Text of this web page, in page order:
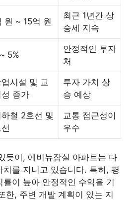
원 ~ 15억 원
최근 1년간 상
승세 지속
5%
안정적인 투자
처
시설 및 교
증가
투자 가치 상
승 예상
철 2호선 및
교통 접근성이
우수
듯이, 에비뉴잠실 아파트는 다
치를 지니고 있습니다. 특히, 평
이 높아 안정적인 수익을 기
한, 주변 개발 계획이 있는 지